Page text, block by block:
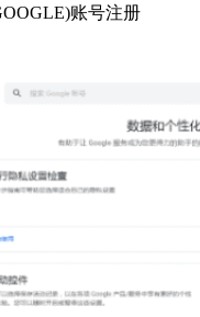
账号注册